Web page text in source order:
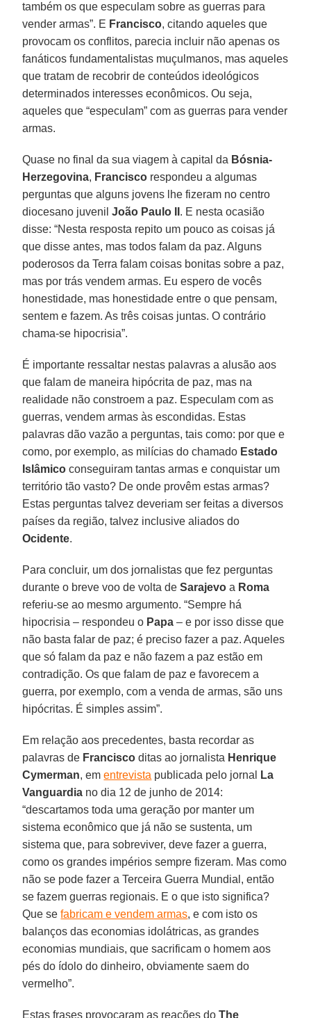
também os que especulam sobre as guerras para
vender armas”. E Francisco, citando aqueles que
provocam os conflitos, parecia incluir não apenas os
fanáticos fundamentalistas muçulmanos, mas aqueles
que tratam de recobrir de conteúdos ideológicos
determinados interesses econômicos. Ou seja,
aqueles que “especulam” com as guerras para vender
armas.
Quase no final da sua viagem à capital da Bósnia-
Herzegovina, Francisco respondeu a algumas
perguntas que alguns jovens lhe fizeram no centro
diocesano juvenilJoão Paulo II . E nesta ocasião
disse: “Nesta resposta repito um pouco as coisas já
que disse antes, mas todos falam da paz. Alguns
poderosos da Terra falam coisas bonitas sobre a paz,
mas por trás vendem armas. Eu espero de vocês
honestidade, mas honestidade entre o que pensam,
sentem e fazem. As três coisas juntas. O contrário
chama-se hipocrisia”.
É importante ressaltar nestas palavras a alusão aos
que falam de maneira hipócrita de paz, mas na
realidade não constroem a paz. Especulam com as
guerras, vendem armas às escondidas. Estas
palavras dão vazão a perguntas, tais como: por que e
como, por exemplo, as milícias do chamado Estado
Islâmico conseguiram tantas armas e conquistar um
território tão vasto? De onde provêm estas armas?
Estas perguntas talvez deveriam ser feitas a diversos
países da região, talvez inclusive aliados do
Ocidente.
Para concluir, um dos jornalistas que fez perguntas
durante o breve voo de volta deSarajevo a Roma
referiu-se ao mesmo argumento. “Sempre há
hipocrisia – respondeu o Papa – e por isso disse que
não basta falar de paz; é preciso fazer a paz. Aqueles
que só falam da paz e não fazem a paz estão em
contradição. Os que falam de paz e favorecem a
guerra, por exemplo, com a venda de armas, são uns
hipócritas. É simples assim”.
Em relação aos precedentes, basta recordar as
palavras de Francisco ditas ao jornalista Henrique
Cymerman, ementrevista publicada pelo jornal
La
Vanguardia no dia 12 de junho de 2014:
“descartamos toda uma geração por manter um
sistema econômico que já não se sustenta, um
sistema que, para sobreviver, deve fazer a guerra,
como os grandes impérios sempre fizeram. Mas como
não se pode fazer a Terceira Guerra Mundial, então
se fazem guerras regionais. E o que isto significa?
Que sefabricam e vendem armas, e com isto os
balanços das economias idolátricas, as grandes
economias mundiais, que sacrificam o homem aos
pés do ídolo do dinheiro, obviamente saem do
vermelho”.
Estas frases provocaram as reações doThe